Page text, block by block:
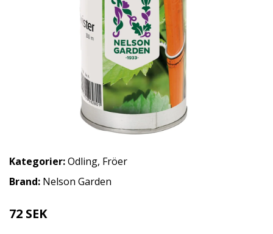
Kategorier:Odling, Fröer
Brand: Nelson Garden
72 SEK